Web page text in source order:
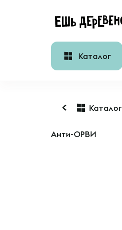
Каталог
Каталог
Анти-ОРВИ